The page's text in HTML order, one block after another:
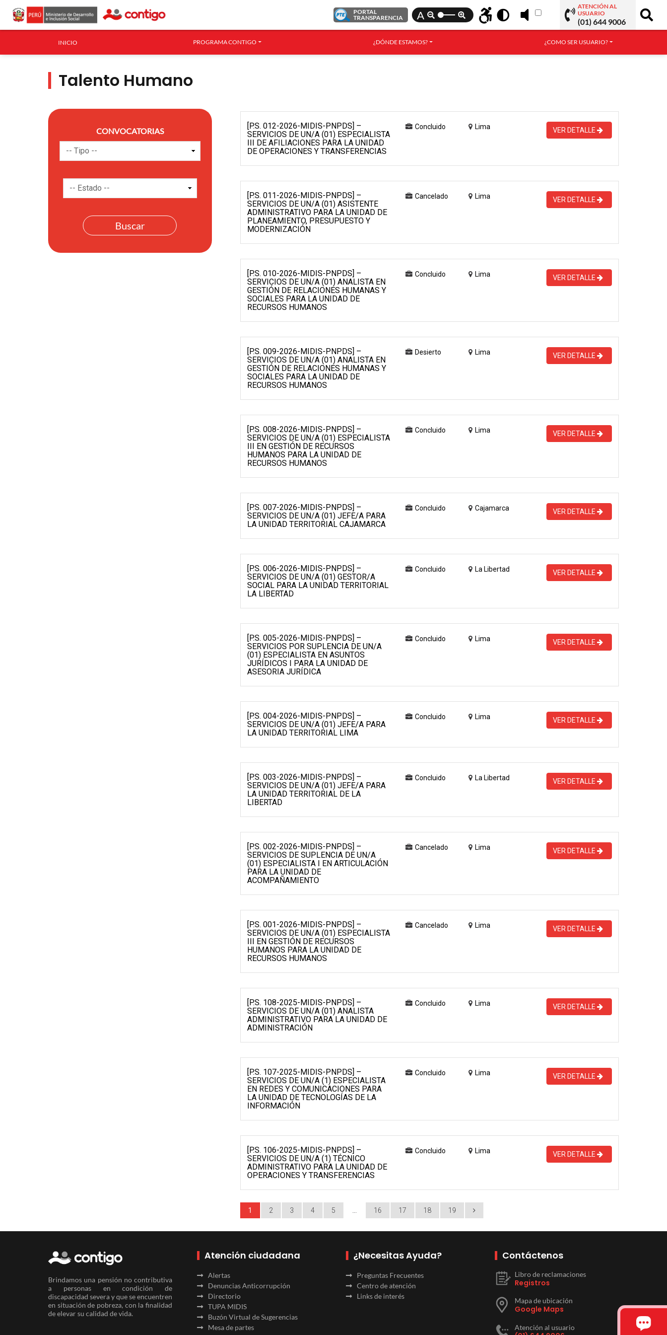
PORTAL
TRANSPARENCIA
A
ATENCIÓN AL
USUARIO
(01) 644 9006
INICIO PROGRAMA CONTIGO ¿DÓNDE ESTAMOS? ¿COMO SER USUARIO?
Talento Humano
CONVOCATORIAS
[P.S. 012-2026-MIDIS-PNPDS] –
SERVICIOS DE UN/A (01) ESPECIALISTA
III DE AFILIACIONES PARA LA UNIDAD
DE OPERACIONES Y TRANSFERENCIAS
Concluido Lima VER DETALLE
[P.S. 011-2026-MIDIS-PNPDS] –
SERVICIOS DE UN/A (01) ASISTENTE
ADMINISTRATIVO PARA LA UNIDAD DE
PLANEAMIENTO, PRESUPUESTO Y
MODERNIZACIÓN
Cancelado Lima VER DETALLE
[P.S. 010-2026-MIDIS-PNPDS] –
SERVICIOS DE UN/A (01) ANALISTA EN
GESTIÓN DE RELACIONES HUMANAS Y
SOCIALES PARA LA UNIDAD DE
RECURSOS HUMANOS
Concluido Lima VER DETALLE
[P.S. 009-2026-MIDIS-PNPDS] –
SERVICIOS DE UN/A (01) ANALISTA EN
GESTIÓN DE RELACIONES HUMANAS Y
SOCIALES PARA LA UNIDAD DE
RECURSOS HUMANOS
Desierto Lima VER DETALLE
[P.S. 008-2026-MIDIS-PNPDS] –
SERVICIOS DE UN/A (01) ESPECIALISTA
III EN GESTIÓN DE RECURSOS
HUMANOS PARA LA UNIDAD DE
RECURSOS HUMANOS
Concluido Lima VER DETALLE
[P.S. 007-2026-MIDIS-PNPDS] –
SERVICIOS DE UN/A (01) JEFE/A PARA
LA UNIDAD TERRITORIAL CAJAMARCA
Concluido Cajamarca VER DETALLE
[P.S. 006-2026-MIDIS-PNPDS] –
SERVICIOS DE UN/A (01) GESTOR/A
SOCIAL PARA LA UNIDAD TERRITORIAL
LA LIBERTAD
Concluido La Libertad VER DETALLE
[P.S. 005-2026-MIDIS-PNPDS] –
SERVICIOS POR SUPLENCIA DE UN/A
(01) ESPECIALISTA EN ASUNTOS
JURÍDICOS I PARA LA UNIDAD DE
ASESORIA JURÍDICA
Concluido Lima VER DETALLE
[P.S. 004-2026-MIDIS-PNPDS] –
SERVICIOS DE UN/A (01) JEFE/A PARA
LA UNIDAD TERRITORIAL LIMA
Concluido Lima VER DETALLE
[P.S. 003-2026-MIDIS-PNPDS] –
SERVICIOS DE UN/A (01) JEFE/A PARA
LA UNIDAD TERRITORIAL DE LA
LIBERTAD
Concluido La Libertad VER DETALLE
[P.S. 002-2026-MIDIS-PNPDS] –
SERVICIOS DE SUPLENCIA DE UN/A
(01) ESPECIALISTA I EN ARTICULACIÓN
PARA LA UNIDAD DE
ACOMPAÑAMIENTO
Cancelado Lima VER DETALLE
[P.S. 001-2026-MIDIS-PNPDS] –
SERVICIOS DE UN/A (01) ESPECIALISTA
III EN GESTIÓN DE RECURSOS
HUMANOS PARA LA UNIDAD DE
RECURSOS HUMANOS
Cancelado Lima VER DETALLE
[P.S. 108-2025-MIDIS-PNPDS] –
SERVICIOS DE UN/A (01) ANALISTA
ADMINISTRATIVO PARA LA UNIDAD DE
ADMINISTRACIÓN
Concluido Lima VER DETALLE
[P.S. 107-2025-MIDIS-PNPDS] –
SERVICIOS DE UN/A (1) ESPECIALISTA
EN REDES Y COMUNICACIONES PARA
LA UNIDAD DE TECNOLOGÍAS DE LA
INFORMACIÓN
Concluido Lima VER DETALLE
[P.S. 106-2025-MIDIS-PNPDS] –
SERVICIOS DE UN/A (1) TÉCNICO
ADMINISTRATIVO PARA LA UNIDAD DE
OPERACIONES Y TRANSFERENCIAS
Concluido Lima VER DETALLE
1 2 3 4 5 16 17 18 19
Brindamos una pensión no contributiva
a personas en condición de
discapacidad severa y que se encuentren
en situación de pobreza, con la finalidad
de elevar su calidad de vida.
Atención ciudadana
Alertas
Denuncias Anticorrupción
Directorio
TUPA MIDIS
Buzón Virtual de Sugerencias
Mesa de partes
¿Necesitas Ayuda?
Preguntas Frecuentes
Centro de atención
Links de interés
Contáctenos
Libro de reclamaciones
Registros
Mapa de ubicación
Google Maps
Atención al usuario